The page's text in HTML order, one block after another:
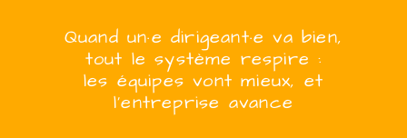
Quandun·e dirigeant·e va bien,
tout le système respire :
les équipes vont mieux, et
l’entreprise avance